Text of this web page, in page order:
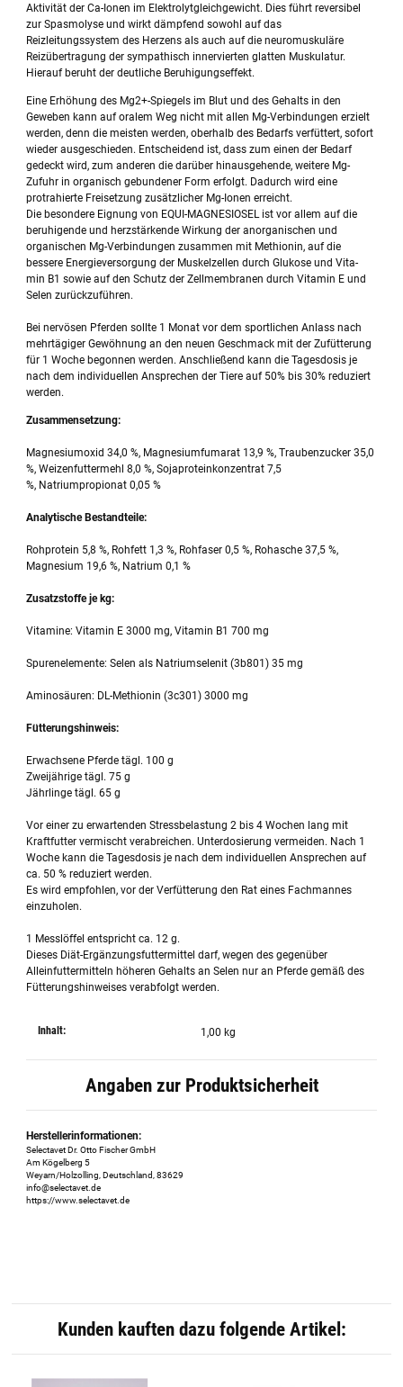
Aktivität der Ca-Ionen im Elektrolytgleichgewicht. Dies führt reversibel
zur Spasmolyse und wirkt dämpfend sowohl auf das
Reizleitungssystem des Herzens als auch auf die neuromuskuläre
Reizübertragung der sympathisch innervierten glatten Muskulatur.
Hierauf beruht der deutliche Beruhigungseffekt.
Eine Erhöhung des Mg2+-Spiegels im Blut und des Gehalts in den
Geweben kann auf oralem Weg nicht mit allen Mg-Verbindungen erzielt
werden, denn die meisten werden, oberhalb des Bedarfs verfüttert, sofort
wieder ausgeschieden. Entscheidend ist, dass zum einen der Bedarf
gedeckt wird, zum anderen die darüber hinausgehende, weitere Mg-
Zufuhr in organisch gebundener Form erfolgt. Dadurch wird eine
protrahierte Freisetzung zusätzlicher Mg-Ionen erreicht.
Die besondere Eignung von EQUI-MAGNESIOSEL ist vor allem auf die
beruhigende und herzstärkende Wirkung der anorganischen und
organischen Mg-Verbindungen zusammen mit Methionin, auf die
bessere Energieversorgung der Muskelzellen durch Glukose und Vita-
min B1 sowie auf den Schutz der Zellmembranen durch Vitamin E und
Selen zurückzuführen.
Bei nervösen Pferden sollte 1 Monat vor dem sportlichen Anlass nach
mehrtägiger Gewöhnung an den neuen Geschmack mit der Zufütterung
für 1 Woche begonnen werden. Anschließend kann die Tagesdosis je
nach dem individuellen Ansprechen der Tiere auf 50% bis 30% reduziert
werden.
Zusammensetzung:
Magnesiumoxid 34,0 %, Magnesiumfumarat 13,9 %, Traubenzucker 35,0
%, Weizenfuttermehl 8,0 %, Sojaproteinkonzentrat 7,5
%, Natriumpropionat 0,05 %
Analytische Bestandteile:
Rohprotein 5,8 %, Rohfett 1,3 %, Rohfaser 0,5 %, Rohasche 37,5 %,
Magnesium 19,6 %, Natrium 0,1 %
Zusatzstoffe je kg:
Vitamine: Vitamin E 3000 mg, Vitamin B1 700 mg
Spurenelemente: Selen als Natriumselenit (3b801) 35 mg
Aminosäuren: DL-Methionin (3c301) 3000 mg
Fütterungshinweis:
Erwachsene Pferde tägl. 100 g
Zweijährige tägl. 75 g
Jährlinge tägl. 65 g
Vor einer zu erwartenden Stressbelastung 2 bis 4 Wochen lang mit
Kraftfutter vermischt verabreichen. Unterdosierung vermeiden. Nach 1
Woche kann die Tagesdosis je nach dem individuellen Ansprechen auf
ca. 50 % reduziert werden.
Es wird empfohlen, vor der Verfütterung den Rat eines Fachmannes
einzuholen.
1 Messlöffel entspricht ca. 12 g.
Dieses Diät-Ergänzungsfuttermittel darf, wegen des gegenüber
Alleinfuttermitteln höheren Gehalts an Selen nur an Pferde gemäß des
Fütterungshinweises verabfolgt werden.
Inhalt: 1,00 kg
Angaben zur Produktsicherheit
Herstellerinformationen:
Selectavet Dr. Otto Fischer GmbH
Am Kögelberg 5
Weyarn/Holzolling, Deutschland, 83629
info@selectavet.de
https://www.selectavet.de
Kunden kauften dazu folgende Artikel: